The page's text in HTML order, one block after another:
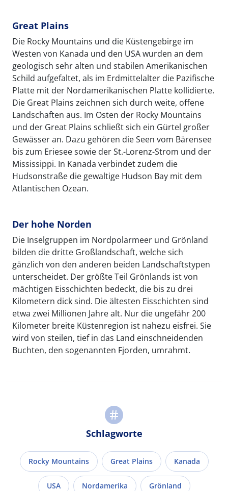
Great Plains
Die Rocky Mountains und die Küstengebirge im
Westen von Kanada und den USA wurden an dem
geologisch sehr alten und stabilen Amerikanischen
Schild aufgefaltet, als im Erdmittelalter die Pazifische
Platte mit der Nordamerikanischen Platte kollidierte.
Die Great Plains zeichnen sich durch weite, offene
Landschaften aus. Im Osten der Rocky Mountains
und der Great Plains schließt sich ein Gürtel großer
Gewässer an. Dazu gehören die Seen vom Bärensee
bis zum Eriesee sowie der St.-Lorenz-Strom und der
Mississippi. In Kanada verbindet zudem die
Hudsonstraße die gewaltige Hudson Bay mit dem
Atlantischen Ozean.
Der hohe Norden
Die Inselgruppen im Nordpolarmeer und Grönland
bilden die dritte Großlandschaft, welche sich
gänzlich von den anderen beiden Landschaftstypen
unterscheidet. Der größte Teil Grönlands ist von
mächtigen Eisschichten bedeckt, die bis zu drei
Kilometern dick sind. Die ältesten Eisschichten sind
etwa zwei Millionen Jahre alt. Nur die ungefähr 200
Kilometer breite Küstenregion ist nahezu eisfrei. Sie
wird von steilen, tief in das Land einschneidenden
Buchten, den sogenannten Fjorden, umrahmt.
Schlagworte
Rocky Mountains Great Plains Kanada
USA Nordamerika Grönland